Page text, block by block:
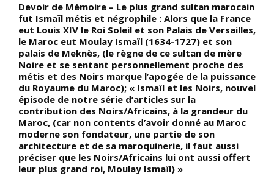
Devoir de Mémoire – Le plus grand sultan marocain
fut Ismaïl métis et négrophile : Alors que la France
eut Louis XIV le Roi Soleil et son Palais de Versailles,
le Maroc eut Moulay Ismaïl (1634-1727) et son
palais de Meknès, (le règne de ce sultan de mère
Noire et se sentant personnellement proche des
métis et des Noirs marque l’apogée de la puissance
du Royaume du Maroc); « Ismaïl et les Noirs, nouvel
épisode de notre série d’articles sur la
contribution des Noirs/Africains, à la grandeur du
Maroc, (car non contents d’avoir donné au Maroc
moderne son fondateur, une partie de son
architecture et de sa maroquinerie, il faut aussi
préciser que les Noirs/Africains lui ont aussi offert
leur plus grand roi, Moulay Ismaïl) »